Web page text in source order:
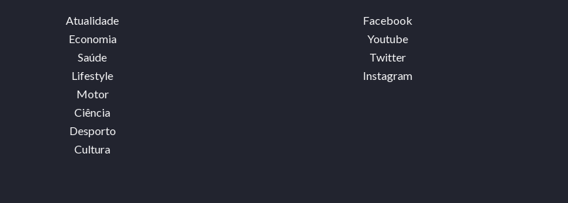
Atualidade
Economia
Saúde
Lifestyle
Motor
Ciência
Desporto
Cultura
Facebook
Youtube
Twitter
Instagram